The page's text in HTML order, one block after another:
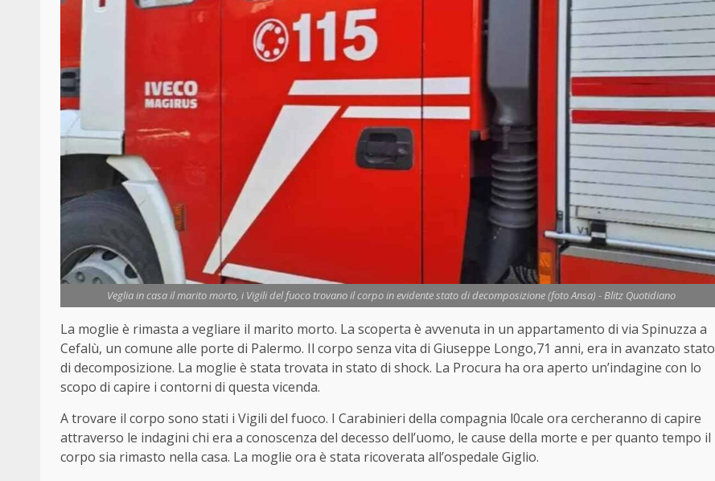
Veglia in casa il marito morto, i Vigili del fuoco trovano il corpo in evidente stato di decomposizione (foto Ansa) - Blitz Quotidiano
La moglie è rimasta a vegliare il marito morto. La scoperta è avvenuta in un appartamento di via Spinuzza a
Cefalù, un comune alle porte di Palermo. Il corpo senza vita di Giuseppe Longo,71 anni, era in avanzato stato
di decomposizione. La moglie è stata trovata in stato di shock. La Procura ha ora aperto un’indagine con lo
scopo di capire i contorni di questa vicenda.
A trovare il corpo sono stati i Vigili del fuoco. I Carabinieri della compagnia l0cale ora cercheranno di capire
attraverso le indagini chi era a conoscenza del decesso dell’uomo, le cause della morte e per quanto tempo il
corpo sia rimasto nella casa. La moglie ora è stata ricoverata all’ospedale Giglio.